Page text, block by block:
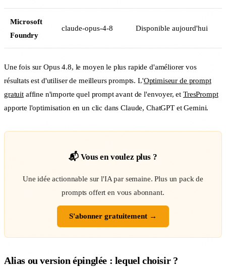
Microsoft
Foundry
claude-opus-4-8 Disponible aujourd'hui
Une fois sur Opus 4.8, le moyen le plus rapide d'améliorer vos
résultats est d'utiliser de meilleurs prompts. L'Optimiseur de prompt
gratuitaffine n'importe quel prompt avant de l'envoyer, etTresPrompt
apporte l'optimisation en un clic dans Claude, ChatGPT et Gemini.
📬 Vous en voulez plus ?
Une idée actionnable sur l'IA par semaine. Plus un pack de
prompts offert en vous abonnant.
S'abonner gratuitement →
Alias ou version épinglée : lequel choisir ?